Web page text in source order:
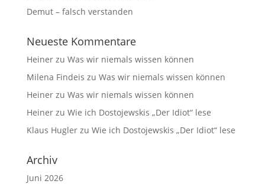
Demut – falsch verstanden
Neueste Kommentare
Heinerzu Was wir niemals wissen können
Milena Findeis zu Was wir niemals wissen können
Heinerzu Was wir niemals wissen können
Heinerzu Wie ich Dostojewskis „Der Idiot“ lese
Klaus Huglerzu Wie ich Dostojewskis „Der Idiot“ lese
Archiv
Juni 2026